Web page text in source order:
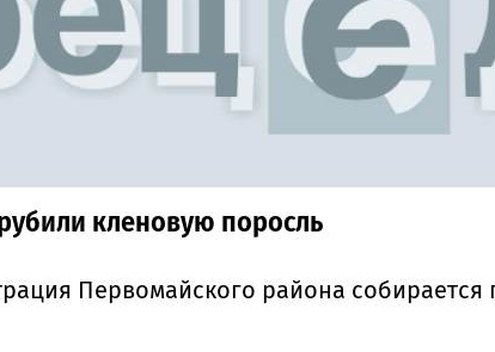
кленовую поросль
Первомайского района